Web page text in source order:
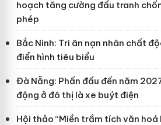
hoạch tăng cường đấu tranh
phép
Bắc Ninh: Tri ân nạn nhân chất
điển hình tiêu biểu
Đà Nẵng: Phấn đấu đến năm
động ở đô thị là xe buýt điện
Hội thảo “Miền trầm tích văn